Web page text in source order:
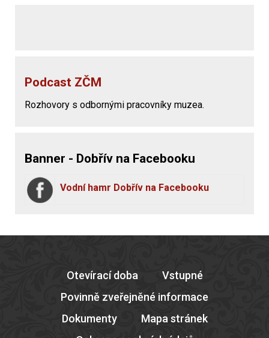
Podcast ZČM
Rozhovory s odbornými pracovníky muzea.
Banner - Dobřív na Facebooku
Vodní hamr Dobřív na Facebooku
Otevírací doba
Vstupné
Povinně zveřejněné informace
Dokumenty
Mapa stránek